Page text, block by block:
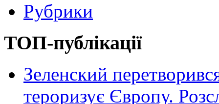
Рубрики
ТОП-публікації
Зеленский
тероризує Європу.